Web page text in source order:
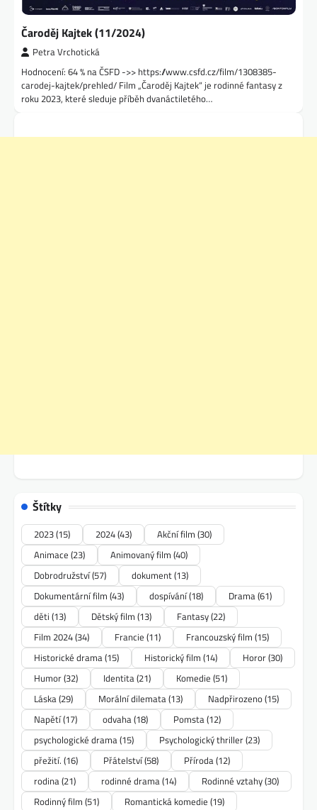
Čaroděj Kajtek (11/2024)
Petra Vrchotická
Hodnocení: 64 % na ČSFD ->> https://www.csfd.cz/film/1308385-
carodej-kajtek/prehled/ Film „Čaroděj Kajtek“ je rodinné fantasy z
roku 2023, které sleduje příběh dvanáctiletého…
Štítky
2023(15) 2024(43) Akční film (30)
Animace (23) Animovaný film (40)
Dobrodružství(57) dokument(13)
Dokumentární film (43) dospívání(18) Drama(61)
děti (13) Dětský film (13) Fantasy(22)
Film 2024(34) Francie (11) Francouzský film (15)
Historické drama(15) Historický film (14) Horor(30)
Humor(32) Identita(21) Komedie (51)
Láska(29) Morální dilemata(13) Nadpřirozeno(15)
Napětí(17) odvaha(18) Pomsta(12)
psychologické drama(15) Psychologický thriller(23)
přežití. (16) Přátelství(58) Příroda(12)
rodina(21) rodinné drama(14) Rodinné vztahy(30)
Rodinný film (51) Romantická komedie (19)